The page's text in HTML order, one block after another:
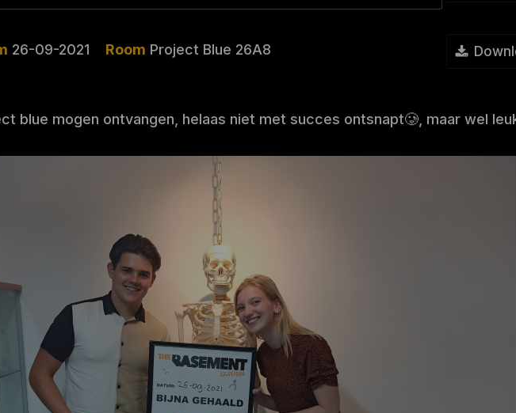
26-09-2021 Room Project Blue 26A8
blue mogen ontvangen, helaas niet met succes ontsnapt🥲, maar wel leuk